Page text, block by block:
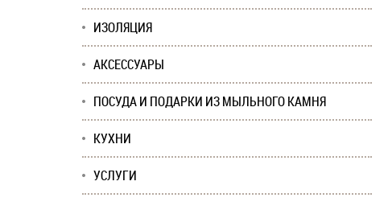
ИЗОЛЯЦИЯ
АКСЕССУАРЫ
ПОСУДА И ПОДАРКИ ИЗ МЫЛЬНОГО КАМНЯ
КУХНИ
УСЛУГИ